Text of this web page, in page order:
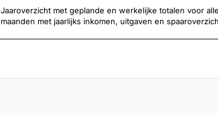
Jaaroverzicht met geplande en werkelijke totalen voor
maanden met jaarlijks inkomen, uitgaven en